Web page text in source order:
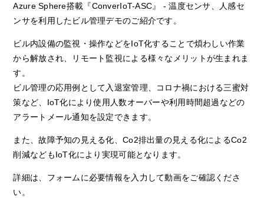
Azure Sphere搭載『ConverIoT-ASC』 - 温度センサ、人感セ
ンサを利用したビル管理デモのご紹介です。
ビル内設備の監視・操作などをIoT化することで煩わしい作業
から解放され、リモート監視による様々なメリットが生まれま
す。
ビル管理の応用例として入退室管理、コロナ禍における三蜜対
策など、IoT化により使用人数オーバーや利用時間超過などの
アラートメール通知を設定できます。
また、故障予知の見える化、Co2排出量の見える化によるCo2
削減などもIoT化により実現可能となります。
詳細は、フォームに必要情報を入力して動画をご確認くださ
い。